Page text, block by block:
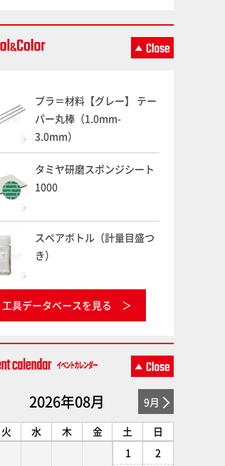
プラ＝材料【グレー】 テー
パー丸棒（1.0mm-
3.0mm）
タミヤ研磨スポンジシート
1000
スペアボトル（計量目盛つ
き）
工具データベースを見る
2026年08月 9月
火 水 木 金 土
日
1
2